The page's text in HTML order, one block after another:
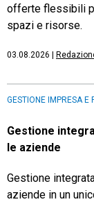
offerte flessibili
spazi e risorse.
03.08.2026
GESTIONE IMPRESA E
Gestione
le aziende
Gestione
aziende in un